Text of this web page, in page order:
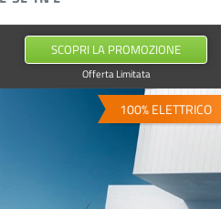
SCOPRI LA PROMOZIONE
Offerta Limitata
100% ELETTRICO